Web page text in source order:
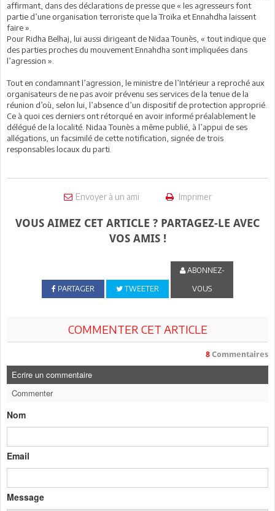
affirmant, dans des déclarations de presse que « les agresseurs font
partie d’une organisation terroriste que la Troïka et Ennahdha laissent
faire ».
Pour Ridha Belhaj, lui aussi dirigeant de Nidaa Tounès, « tout indique que
des parties proches du mouvement Ennahdha sont impliquées dans
l’agression ».
Tout en condamnant l’agression, le ministre de l’Intérieur a reproché aux
organisateurs de ne pas avoir prévenu ses services de la tenue de la
réunion d’où, selon lui, l’absence d’un dispositif de protection approprié.
Ce à quoi ces derniers ont rétorqué en avoir informé préalablement le
délégué de la localité. Nidaa Tounès a même publié, à l’appui de ses
allégations, un facsimilé de cette notification, signée de trois
responsables locaux du parti.
Envoyer à un ami Imprimer
VOUS AIMEZ CET ARTICLE ? PARTAGEZ-LE AVEC
VOS AMIS !
PARTAGER TWEETER
ABONNEZ-
VOUS
COMMENTER CET ARTICLE
8 Commentaires
Ecrire un commentaire
Commenter
Nom
Email
Message